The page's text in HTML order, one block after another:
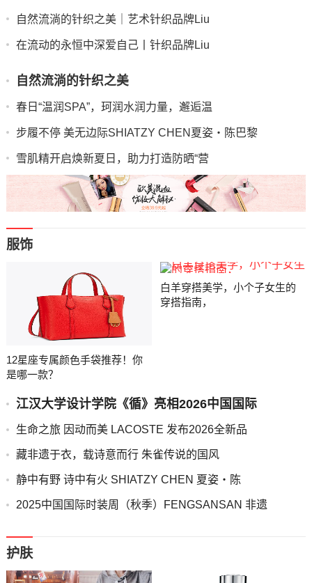
自然流淌的针织之美｜艺术针织品牌Liu
在流动的永恒中深爱自己丨针织品牌Liu
自然流淌的针织之美
春日“温润SPA”，珂润水润力量，邂逅温
步履不停 美无边际SHIATZY CHEN夏姿・陈巴黎
雪肌精开启焕新夏日，助力打造防晒“营
服饰
12星座专属颜色手袋推荐！你
是哪一款？
白羊穿搭美学，小个子女生的
穿搭指南，
江汉大学设计学院《循》亮相2026中国国际
生命之旅 因动而美 LACOSTE 发布2026全新品
藏非遗于衣，载诗意而行 朱雀传说的国风
静中有野 诗中有火 SHIATZY CHEN 夏姿・陈
2025中国国际时装周（秋季）FENGSANSAN 非遗
护肤